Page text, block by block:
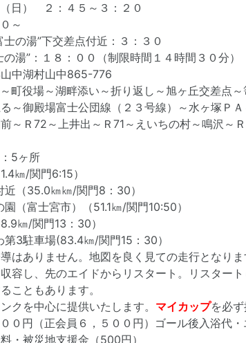
日） ２：４５～３：２０
～
の湯”下交差点付近：３：３０
湯”：１８：００（制限時間１４時間３０分）
中湖村山中865-776
町役場～湖畔添い～折り返し～旭ヶ丘交差点～
～御殿場富士公団線（２３号線）～水ヶ塚Ｐ
～Ｒ72～上井出～Ｒ71～えいちの村～鳴沢～
5ヶ所
㎞/関門6:15）
（35.0㎞㎞/関門8：30）
（富士宮市）（51.1㎞/関門10:50）
㎞/関門13：30）
3駐車場(83.4㎞/関門15：30）
はありません。地図を良く見ての走行となりま
容し、先のエイドからリスタート。リスター
こともあります。
クを中心に提供いたします。 マイカップを必ず
０円（正会員６，５００円）ゴール後入浴代
・被災地支援金（500円）